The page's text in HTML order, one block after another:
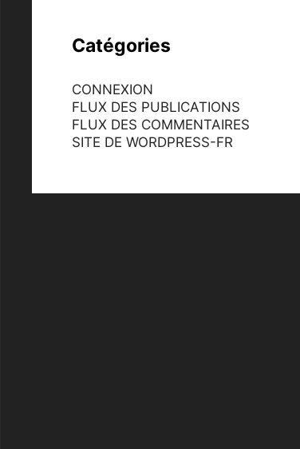
Catégories
CONNEXION
FLUX DES PUBLICATIONS
FLUX DES COMMENTAIRES
SITE DE WORDPRESS-FR